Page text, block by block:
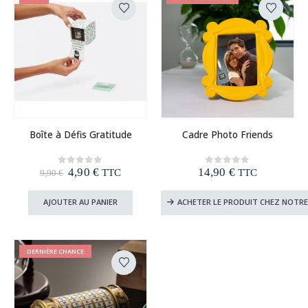
Boîte à Défis Gratitude
0 out of 5
9,90€ Le
initial
était :
9,90 €.
4,90 €Le
actuel
est :
4,90 €.
TTC
AJOUTER AU PANIER
Cadre Photo Friends
0 out of 5
14,90 € TTC
ACHETER LE PRODUIT CHEZ
DERNIÈRE CHANCE